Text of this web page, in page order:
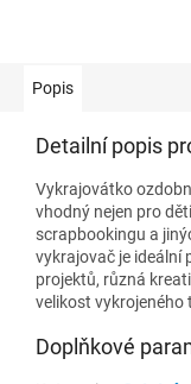
Popis
Detailní popis
Vykrajovátko
vhodný nejen pro
scrapbookingu a
vykrajovač je ideální
projektů, různá
velikost vykrojeného
Doplňkové